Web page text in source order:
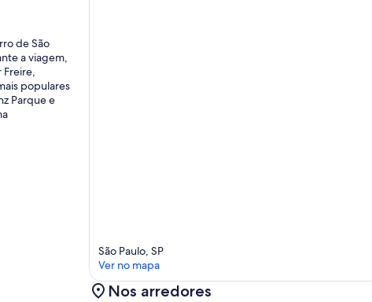
de São
a viagem,
populares
Parque e
São Paulo, SP
Ver no mapa
Nos arredores